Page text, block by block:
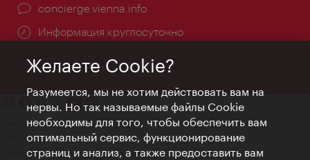
concierge.vienna.info
Информация круглосуточно
Контакт
Credits
Положение о конфиденциальности
Желаете Cookie?
Разумеется, мы не хотим действовать вам на
нервы. Но так называемые файлы Cookie
необходимы для того, чтобы обеспечить вам
оптимальный сервис, функционирование
страниц и анализ, а также предоставить вам